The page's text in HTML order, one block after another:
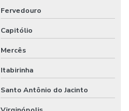
Fervedouro
Capitólio
Mercês
Itabirinha
Santo Antônio do Jacinto